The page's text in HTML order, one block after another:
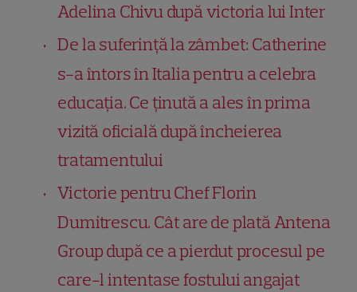
Adelina Chivu după victoria lui Inter
De la suferință la zâmbet: Catherine
s-a întors în Italia pentru a celebra
educația. Ce ținută a ales în prima
vizită oficială după încheierea
tratamentului
Victorie pentru Chef Florin
Dumitrescu. Cât are de plată Antena
Group după ce a pierdut procesul pe
care-l intentase fostului angajat